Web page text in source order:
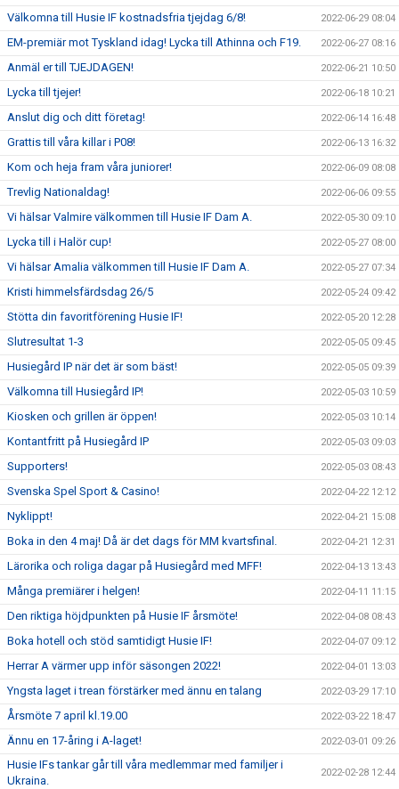
Välkomna till Husie IF kostnadsfria tjejdag 6/8! 2022-06-29 08:04
EM-premiär mot Tyskland idag! Lycka till Athinna och F19. 2022-06-27 08:16
Anmäl er till TJEJDAGEN! 2022-06-21 10:50
Lycka till tjejer! 2022-06-18 10:21
Anslut dig och ditt företag! 2022-06-14 16:48
Grattis till våra killar i P08! 2022-06-13 16:32
Kom och heja fram våra juniorer! 2022-06-09 08:08
Trevlig Nationaldag! 2022-06-06 09:55
Vi hälsar Valmire välkommen till Husie IF Dam A. 2022-05-30 09:10
Lycka till i Halör cup! 2022-05-27 08:00
Vi hälsar Amalia välkommen till Husie IF Dam A. 2022-05-27 07:34
Kristi himmelsfärdsdag 26/5 2022-05-24 09:42
Stötta din favoritförening Husie IF! 2022-05-20 12:28
Slutresultat 1-3 2022-05-05 09:45
Husiegård IP när det är som bäst! 2022-05-05 09:39
Välkomna till Husiegård IP! 2022-05-03 10:59
Kiosken och grillen är öppen! 2022-05-03 10:14
Kontantfritt på Husiegård IP 2022-05-03 09:03
Supporters! 2022-05-03 08:43
Svenska Spel Sport & Casino! 2022-04-22 12:12
Nyklippt! 2022-04-21 15:08
Boka in den 4 maj! Då är det dags för MM kvartsfinal. 2022-04-21 12:31
Lärorika och roliga dagar på Husiegård med MFF! 2022-04-13 13:43
Många premiärer i helgen! 2022-04-11 11:15
Den riktiga höjdpunkten på Husie IF årsmöte! 2022-04-08 08:43
Boka hotell och stöd samtidigt Husie IF! 2022-04-07 09:12
Herrar A värmer upp inför säsongen 2022! 2022-04-01 13:03
Yngsta laget i trean förstärker med ännu en talang 2022-03-29 17:10
Årsmöte 7 april kl.19.00 2022-03-22 18:47
Ännu en 17-åring i A-laget! 2022-03-01 09:26
Husie IFs tankar går till våra medlemmar med familjer i
Ukraina.
2022-02-28 12:44